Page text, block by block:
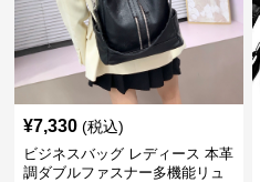
¥7,330 (税込)
ビジネスバッグ レディース 本革
調ダブルファスナー多機能リュ